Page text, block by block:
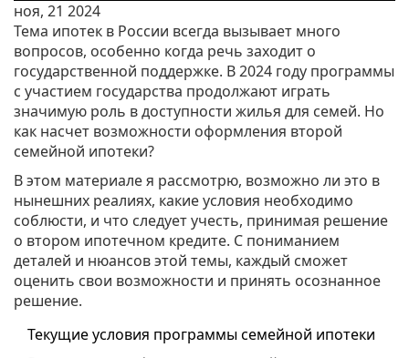
ноя, 21 2024
Тема ипотек в России всегда вызывает много
вопросов, особенно когда речь заходит о
государственной поддержке. В 2024 году программы
с участием государства продолжают играть
значимую роль в доступности жилья для семей. Но
как насчет возможности оформления второй
семейной ипотеки?
В этом материале я рассмотрю, возможно ли это в
нынешних реалиях, какие условия необходимо
соблюсти, и что следует учесть, принимая решение
о втором ипотечном кредите. С пониманием
деталей и нюансов этой темы, каждый сможет
оценить свои возможности и принять осознанное
решение.
Текущие условия программы семейной ипотеки